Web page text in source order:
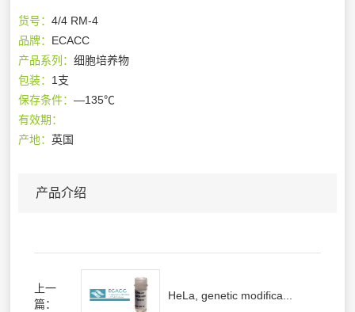
货号：4/4 RM-4
品牌： ECACC
产品系列：细胞培养物
包装： 1支
保存条件：—135℃
有效期：
产地：英国
产品介绍
上一
篇：
HeLa, genetic modifica...